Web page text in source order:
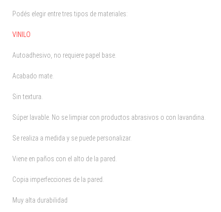
Podés elegir entre tres tipos de materiales:
VINILO
Autoadhesivo, no requiere papel base.
Acabado mate.
Sin textura.
Súper lavable. No se limpiar con productos abrasivos o con lavandina.
Se realiza a medida y se puede personalizar.
Viene en paños con el alto de la pared.
Copia imperfecciones de la pared.
Muy alta durabilidad